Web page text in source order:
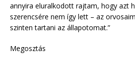
annyira eluralkodott rajtam, hogy azt
szerencsére nem így lett – az
szinten tartani az állapotomat.”
Megosztás